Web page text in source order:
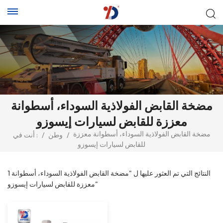
مضخة القابض الفولاذية السوداء، أسطوانة
معززة للقابض لسيارات إيسوزو
أنت في : / وطن / مضخة القابض الفولاذية السوداء، أسطوانة معززة
للقابض لسيارات إيسوزو
1 النتائج التي تم العثور عليها ل "مضخة القابض الفولاذية السوداء، أسطوانة
معززة للقابض لسيارات إيسوزو"